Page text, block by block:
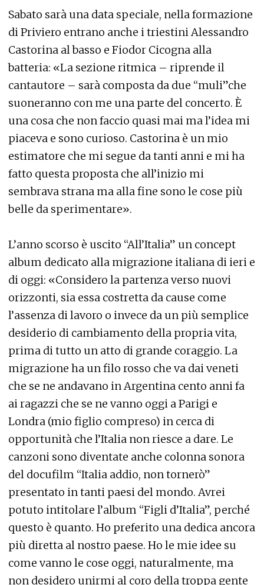
Sabato sarà una data speciale, nella formazione
di Priviero entrano anche i triestini Alessandro
Castorina al basso e Fiodor Cicogna alla
batteria: «La sezione ritmica – riprende il
cantautore – sarà composta da due “muli”che
suoneranno con me una parte del concerto. È
una cosa che non faccio quasi mai ma l’idea mi
piaceva e sono curioso. Castorina è un mio
estimatore che mi segue da tanti anni e mi ha
fatto questa proposta che all’inizio mi
sembrava strana ma alla fine sono le cose più
belle da sperimentare».
L’anno scorso è uscito “All’Italia” un concept
album dedicato alla migrazione italiana di ieri e
di oggi: «Considero la partenza verso nuovi
orizzonti, sia essa costretta da cause come
l’assenza di lavoro o invece da un più semplice
desiderio di cambiamento della propria vita,
prima di tutto un atto di grande coraggio. La
migrazione ha un filo rosso che va dai veneti
che se ne andavano in Argentina cento anni fa
ai ragazzi che se ne vanno oggi a Parigi e
Londra (mio figlio compreso) in cerca di
opportunità che l’Italia non riesce a dare. Le
canzoni sono diventate anche colonna sonora
del docufilm “Italia addio, non tornerò”
presentato in tanti paesi del mondo. Avrei
potuto intitolare l’album “Figli d’Italia”, perché
questo è quanto. Ho preferito una dedica ancora
più diretta al nostro paese. Ho le mie idee su
come vanno le cose oggi, naturalmente, ma
non desidero unirmi al coro della troppa gente